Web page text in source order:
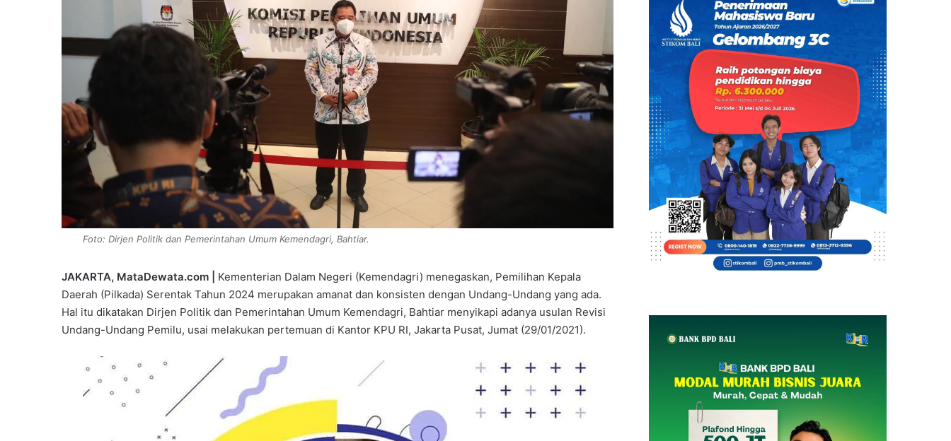
Foto: Dirjen Politik dan Pemerintahan Umum Kemendagri, Bahtiar.
JAKARTA, MataDewata.com |
Kementerian Dalam Negeri (Kemendagri) menegaskan, Pemilihan Kepala
Daerah (Pilkada) Serentak Tahun 2024 merupakan amanat dan konsisten dengan Undang-Undang yang ada.
Hal itu dikatakan Dirjen Politik dan Pemerintahan Umum Kemendagri, Bahtiar menyikapi adanya usulan Revisi
Undang-Undang Pemilu, usai melakukan pertemuan di Kantor KPU RI, Jakarta Pusat, Jumat (29/01/2021).